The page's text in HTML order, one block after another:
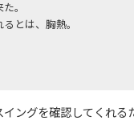
。
とは、胸熱。
ングを確認してくれる